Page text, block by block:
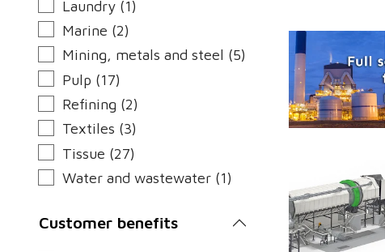
Laundry (1)
Marine (2)
Mining, metals and steel (5)
Pulp (17)
Refining (2)
Textiles (3)
Tissue (27)
Water and wastewater (1)
Customer benefits